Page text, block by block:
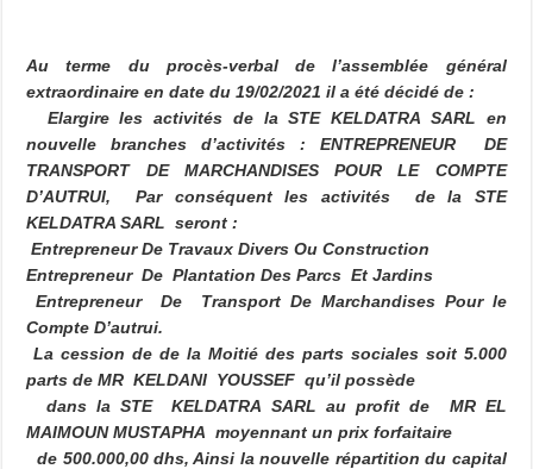
Au terme du procès-verbal de l’assemblée général
extraordinaire en date du 19/02/2021 il a été décidé de :
Elargire les activités de la STE KELDATRA SARL en
nouvelle branches d’activités : ENTREPRENEUR DE
TRANSPORT DE MARCHANDISES POUR LE COMPTE
D’AUTRUI, Par conséquent les activités de la STE
KELDATRA SARL seront :
Entrepreneur De Travaux Divers Ou Construction
Entrepreneur De Plantation Des Parcs Et Jardins
Entrepreneur De Transport De Marchandises Pour le
Compte D’autrui.
La cession de de la Moitié des parts sociales soit 5.000
parts de MR KELDANI YOUSSEF qu’il possède
dans la STE KELDATRA SARL au profit de MR EL
MAIMOUN MUSTAPHA moyennant un prix forfaitaire
de 500.000,00 dhs, Ainsi la nouvelle répartition du capital